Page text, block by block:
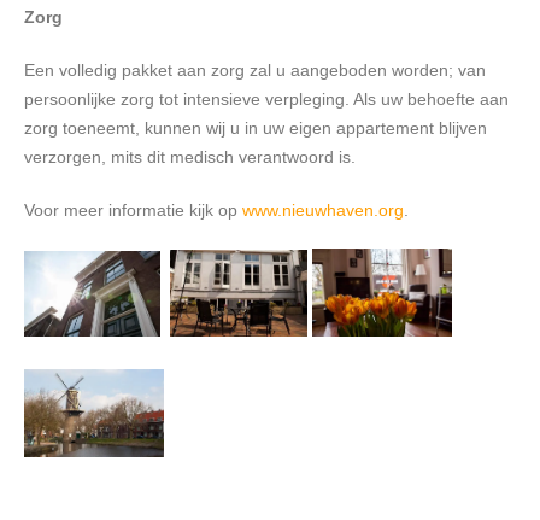
Zorg
Een volledig pakket aan zorg zal u aangeboden worden; van
persoonlijke zorg tot intensieve verpleging. Als uw behoefte aan
zorg toeneemt, kunnen wij u in uw eigen appartement blijven
verzorgen, mits dit medisch verantwoord is.
Voor meer informatie kijk op www.nieuwhaven.org